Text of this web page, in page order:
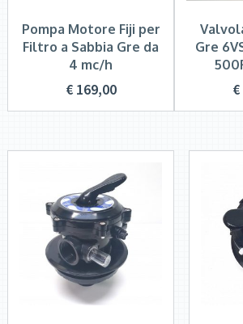
Pompa Motore Fiji per
Filtro a Sabbia Gre da
4 mc/h
€169,00
Gre
€